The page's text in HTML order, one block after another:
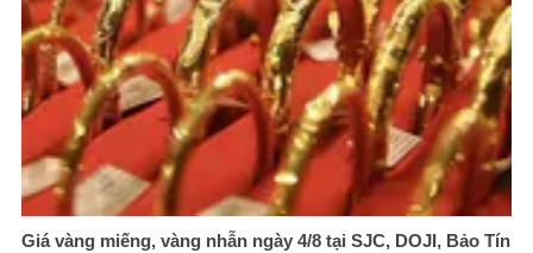
Giá vàng miếng, vàng nhẫn ngày 4/8 tại SJC, DOJI, Bảo Tín